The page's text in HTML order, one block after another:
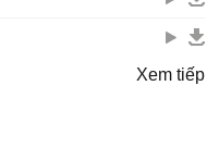
Xem tiếp